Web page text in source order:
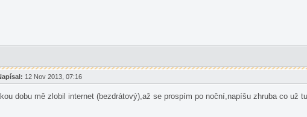
12 Nov 2013, 07:16
dobu mě zlobil internet (bezdrátový),až se prospím po noční,napíšu zhruba co už